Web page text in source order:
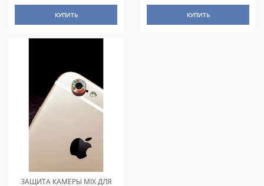
КУПИТЬ КУПИТЬ
ЗАЩИТА КАМЕРЫ MIX ДЛЯ